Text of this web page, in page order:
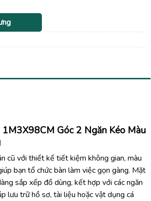
1M3X98CM Góc 2 Ngăn Kéo Màu
cũ với thiết kế tiết kiệm không gian, màu
bạn tổ chức bàn làm việc gọn gàng. Mặt
sắp xếp đồ dùng, kết hợp với các ngăn
lưu trữ hồ sơ, tài liệu hoặc vật dụng cá